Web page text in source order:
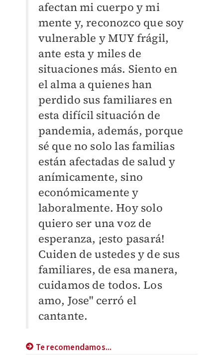
afectan mi cuerpo y mi
mente y, reconozco que soy
vulnerable y MUY frágil,
ante esta y miles de
situaciones más. Siento en
el alma a quienes han
perdido sus familiares en
esta difícil situación de
pandemia, además, porque
sé que no solo las familias
están afectadas de salud y
anímicamente, sino
económicamente y
laboralmente. Hoy solo
quiero ser una voz de
esperanza, ¡esto pasará!
Cuiden de ustedes y de sus
familiares, de esa manera,
cuidamos de todos. Los
amo, Jose" cerró el
cantante.
Te recomendamos...